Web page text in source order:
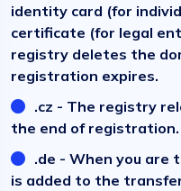
identity card (for
certificate (for legal
registry deletes the
registration expires.
.cz - The registry
the end of registration.
.de - When you are
is added to the